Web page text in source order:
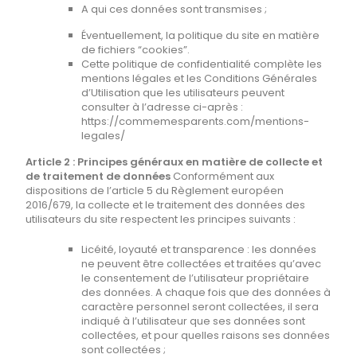
A qui ces données sont transmises ;
Éventuellement, la politique du site en matière
de fichiers “cookies”.
Cette politique de confidentialité complète les
mentions légales et les Conditions Générales
d’Utilisation que les utilisateurs peuvent
consulter à l’adresse ci-après :
https://commemesparents.com/mentions-
legales/
Article 2 : Principes généraux en matière de collecte et
de traitement de données Conformément aux
dispositions de l’article 5 du Règlement européen
2016/679, la collecte et le traitement des données des
utilisateurs du site respectent les principes suivants :
Licéité, loyauté et transparence : les données
ne peuvent être collectées et traitées qu’avec
le consentement de l’utilisateur propriétaire
des données. A chaque fois que des données à
caractère personnel seront collectées, il sera
indiqué à l’utilisateur que ses données sont
collectées, et pour quelles raisons ses données
sont collectées ;